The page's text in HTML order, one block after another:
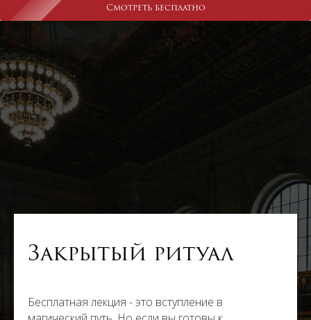
Смотреть бесплатно
Закрытый ритуал
Бесплатная лекция - это вступление в